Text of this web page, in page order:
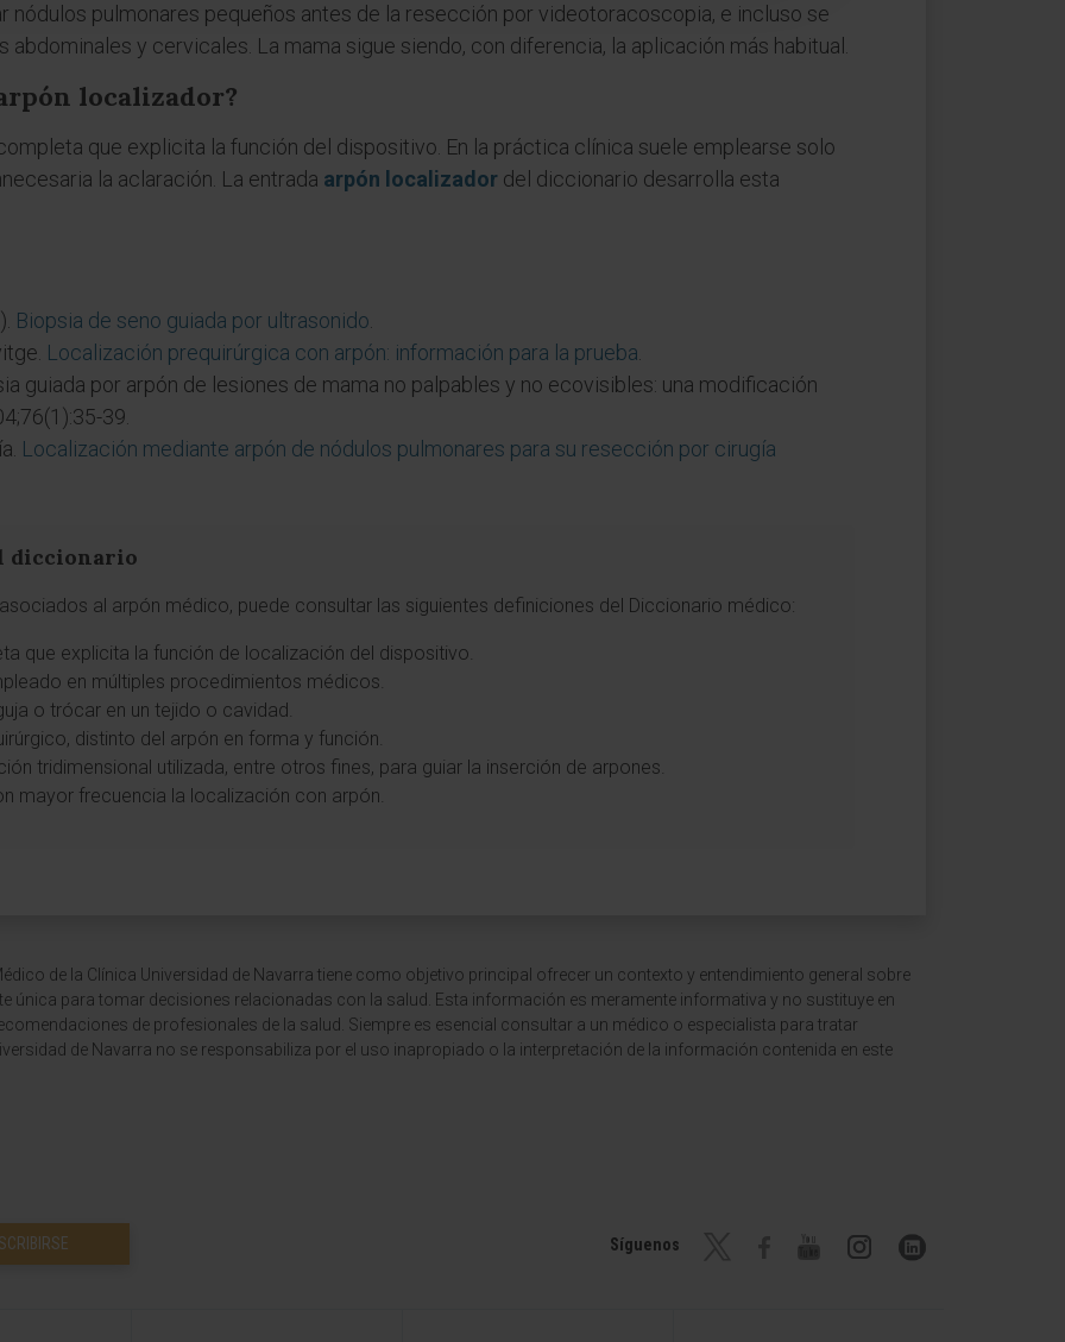
nódulos pulmonares pequeños antes de la resección por videotoracoscopia, e incluso se
y cervicales. La mama sigue siendo, con diferencia, la aplicación más habitual.
localizador?
que explicita la función del dispositivo. En la práctica clínica suele emplearse solo
la aclaración. La entrada arpón localizador del diccionario desarrolla esta
Biopsia de seno guiada por ultrasonido
Localización prequirúrgica con arpón: información para la prueba
guiada por arpón de lesiones de mama no palpables y no ecovisibles: una modificación
39.
Localización mediante arpón de nódulos pulmonares para su resección por cirugía
diccionario
al arpón médico, puede consultar las siguientes definiciones del Diccionario médico:
que explicita la función de localización del dispositivo.
en múltiples procedimientos médicos.
o trócar en un tejido o cavidad.
distinto del arpón en forma y función.
tridimensional utilizada, entre otros fines, para guiar la inserción de arpones.
mayor frecuencia la localización con arpón.
de la Clínica Universidad de Navarra tiene como objetivo principal ofrecer un contexto y entendimiento general sobre
única para tomar decisiones relacionadas con la salud. Esta información es meramente informativa y no sustituye en
de profesionales de la salud. Siempre es esencial consultar a un médico o especialista para tratar
de Navarra no se responsabiliza por el uso inapropiado o la interpretación de la información contenida en este
Síguenos